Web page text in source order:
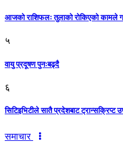
आजको राशिफलः तुलाकाे रोकिएको कामले
५
वायु प्रदूषण पुनःबढ्दै
६
सिटिइभिटीले सातै प्रदेशबाट ट्रान्सक्रिप्ट
समाचार